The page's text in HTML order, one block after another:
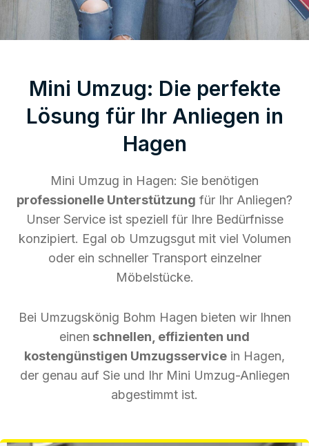
Mini Umzug: Die perfekte
Lösung für Ihr Anliegen in
Hagen
Mini Umzug in Hagen: Sie benötigen
professionelle Unterstützung für Ihr Anliegen?
Unser Service ist speziell für Ihre Bedürfnisse
konzipiert. Egal ob Umzugsgut mit viel Volumen
oder ein schneller Transport einzelner
Möbelstücke.
Bei Umzugskönig Bohm Hagen bieten wir Ihnen
einen schnellen, effizienten und
kostengünstigen Umzugsservice in Hagen,
der genau auf Sie und Ihr Mini Umzug-Anliegen
abgestimmt ist.